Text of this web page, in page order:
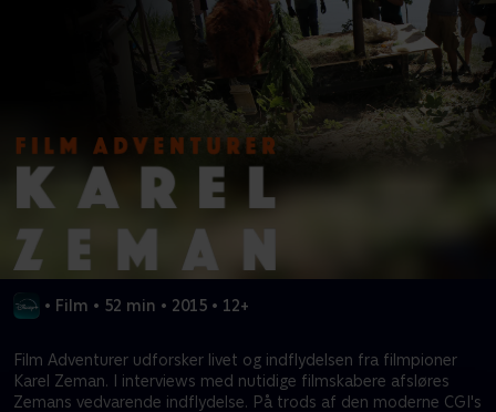
• Film • 52 min • 2015 • 12+
Film Adventurer udforsker livet og indflydelsen fra filmpioner
Karel Zeman. I interviews med nutidige filmskabere afsløres
Zemans vedvarende indflydelse. På trods af den moderne CGI's